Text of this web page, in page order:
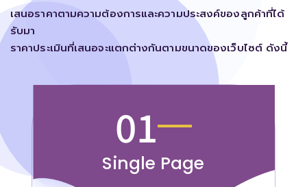
เสนอราคาตามความต้องการและความประสงค์ของลูกค้าที่ได้
รับมา
ราคาประเมินที่เสนอจะแตกต่างกันตามขนาดของเว็บไซต์ ดังนี้
01
Single Page